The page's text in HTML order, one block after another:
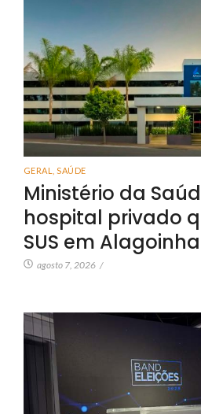
GERAL SAÚDE
Ministério da
hospital privado
SUS em
agosto 7, 2026 /